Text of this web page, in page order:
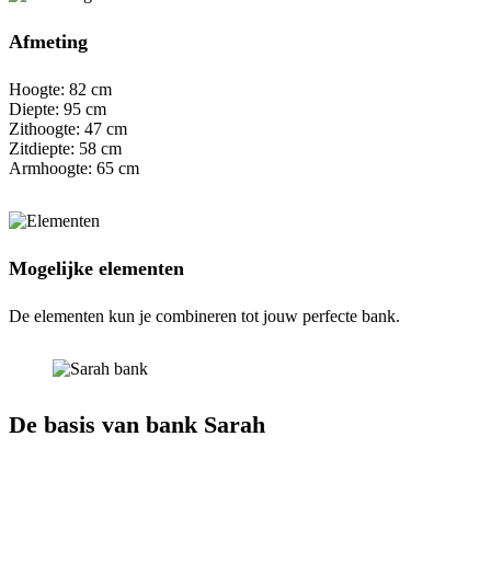
Afmeting
Hoogte: 82 cm
Diepte: 95 cm
Zithoogte: 47 cm
Zitdiepte: 58 cm
Armhoogte: 65 cm
Mogelijke elementen
De elementen kun je combineren tot jouw perfecte bank.
De basis van bank Sarah